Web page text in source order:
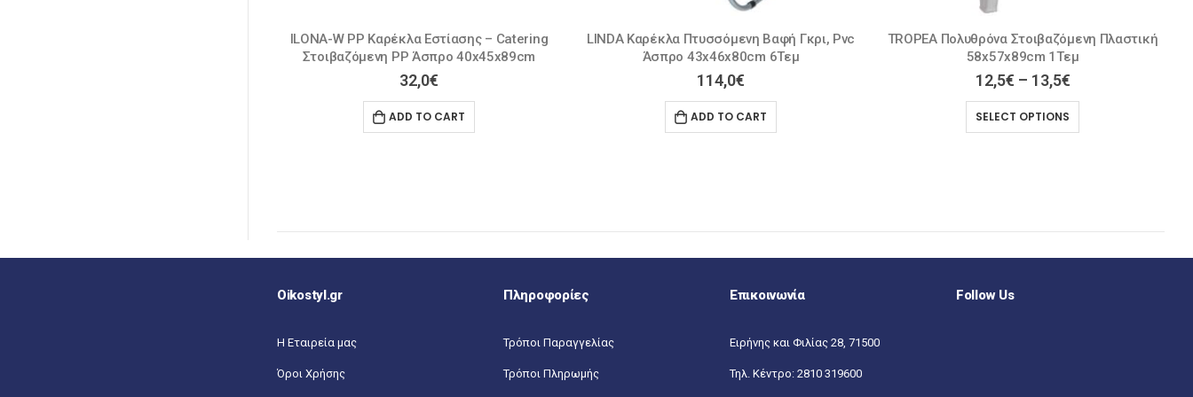
LINDA Καρέκλα Πτυσσόμενη Βαφή Γκρι, Pvc
Άσπρο 43x46x80cm 6Τεμ
114,0€
ADD TO CART
TROPEA Πολυθρόνα Στοιβαζόμενη Πλαστική
58x57x89cm 1Τεμ
12,5€–13,5
SELECT OPTIONS
ΣΥΡΟΣ Καρέκλα Εμποτισμού Λάκα Άσπρο
41x45x88cm
47,5€ 37,0€
ADD TO CART
Oikostyl.gr
Η Εταιρεία μας
Όροι Χρήσης
Πληροφορίες
Τρόποι Παραγγελίας
Τρόποι Πληρωμής
Επικοινωνία
Ειρήνης και Φιλίας 28, 71500
Τηλ. Κέντρο: 2810 319600
Follow Us